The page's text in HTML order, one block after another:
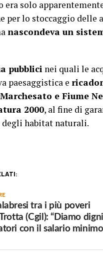
era solo
per lo stoccaggio
nascondeva un
pubblici nei quali le
paesaggistica e
e Fiume
2000, al fine di
degli habitat naturali.
tra i più poveri
(Cgil): “Diamo
con il salario